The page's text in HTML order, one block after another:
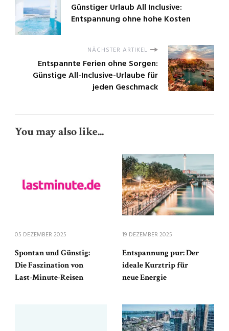
Günstiger Urlaub All Inclusive:
Entspannung ohne hohe Kosten
NÄCHSTER ARTIKEL
Entspannte Ferien ohne Sorgen:
Günstige All-Inclusive-Urlaube für
jeden Geschmack
You may also like...
05 DEZEMBER 2025
Spontan und Günstig:
Die Faszination von
Last-Minute-Reisen
19 DEZEMBER 2025
Entspannung pur: Der
ideale Kurztrip für
neue Energie